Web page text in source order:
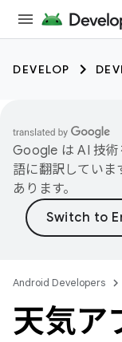
DEVELOP
Google は AI 技
語に翻訳していま
あります。
Android Developers
天気ア